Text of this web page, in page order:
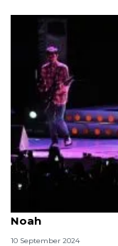
Lirik lagu "Walau
Noah
10 September 2024